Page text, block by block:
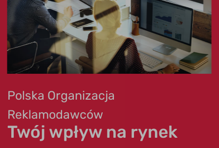
Polska Organizacja
Reklamodawców
Twój wpływ na rynek